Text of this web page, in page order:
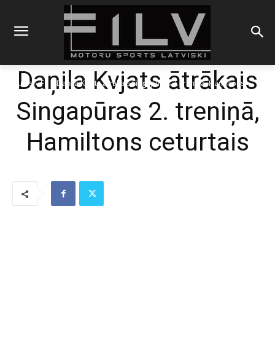
Sākums F1
Daņila Kvjats ātrākais Singapūras 2. treniņā, Hamiltons
Daņila Kvjats ātrākais
Singapūras 2. treniņā,
Hamiltons ceturtais